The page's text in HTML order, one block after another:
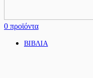
0 προϊόντα
ΒΙΒΛΙΑ